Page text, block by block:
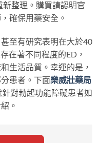
整理。購買請認明官
確保用藥安全。
至有研究表明在大於40
在著不同程度的ED，
生活品質。幸運的是，
患者。下面樂威壯藥局
針對勃起功能障礙患者如
。